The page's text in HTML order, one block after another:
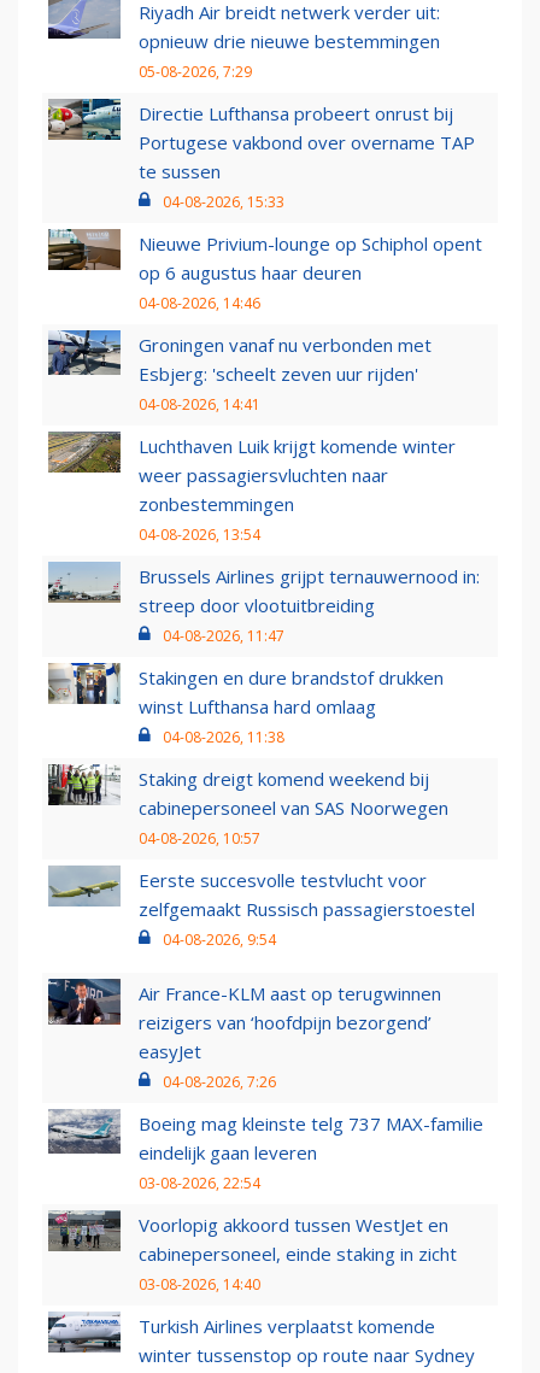
Riyadh Air breidt netwerk verder uit:
opnieuw drie nieuwe bestemmingen
05-08-2026, 7:29
Directie Lufthansa probeert onrust bij
Portugese vakbond over overname TAP
te sussen
04-08-2026, 15:33
Nieuwe Privium-lounge op Schiphol opent
op 6 augustus haar deuren
04-08-2026, 14:46
Groningen vanaf nu verbonden met
Esbjerg: 'scheelt zeven uur rijden'
04-08-2026, 14:41
Luchthaven Luik krijgt komende winter
weer passagiersvluchten naar
zonbestemmingen
04-08-2026, 13:54
Brussels Airlines grijpt ternauwernood in:
streep door vlootuitbreiding
04-08-2026, 11:47
Stakingen en dure brandstof drukken
winst Lufthansa hard omlaag
04-08-2026, 11:38
Staking dreigt komend weekend bij
cabinepersoneel van SAS Noorwegen
04-08-2026, 10:57
Eerste succesvolle testvlucht voor
zelfgemaakt Russisch passagierstoestel
04-08-2026, 9:54
Air France-KLM aast op terugwinnen
reizigers van ‘hoofdpijn bezorgend’
easyJet
04-08-2026, 7:26
Boeing mag kleinste telg 737 MAX-familie
eindelijk gaan leveren
03-08-2026, 22:54
Voorlopig akkoord tussen WestJet en
cabinepersoneel, einde staking in zicht
03-08-2026, 14:40
Turkish Airlines verplaatst komende
winter tussenstop op route naar Sydney